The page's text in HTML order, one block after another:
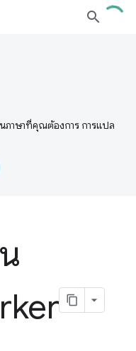
ภาษาที่คุณต้องการ การแปล